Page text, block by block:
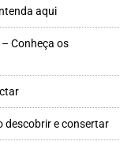
aqui
Conheça os
descobrir e consertar